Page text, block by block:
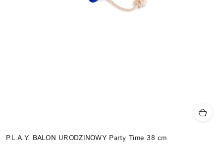
P.L.A.Y. BALON URODZINOWY Party Time 38 cm